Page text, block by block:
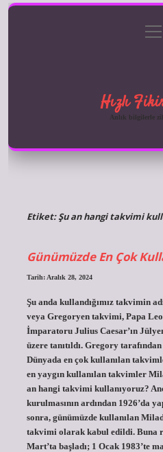
Gizlilik aç
Hızlı
Anlık bilgilerle
Etiket:Şu an hangi takvimi
Günümüzde En Çok
Tarih: Aralık 28, 2024
Şu anda kullandığımız takvimin
veya Gregoryen takvimi, Papa
İmparatoru Julius Caesar’ın
üzere tanıtıldı. Gregory
Dünyada en çok kullanılan
en yaygın kullanılan takvimler
an hangi takvimi kullanıyoruz?
kurulmasının ardından 1926’da
sonra, günümüzde kullanılan
takvimi olarak kabul edildi. Buna
Mart’ta başladı; 1 Ocak 1983’te